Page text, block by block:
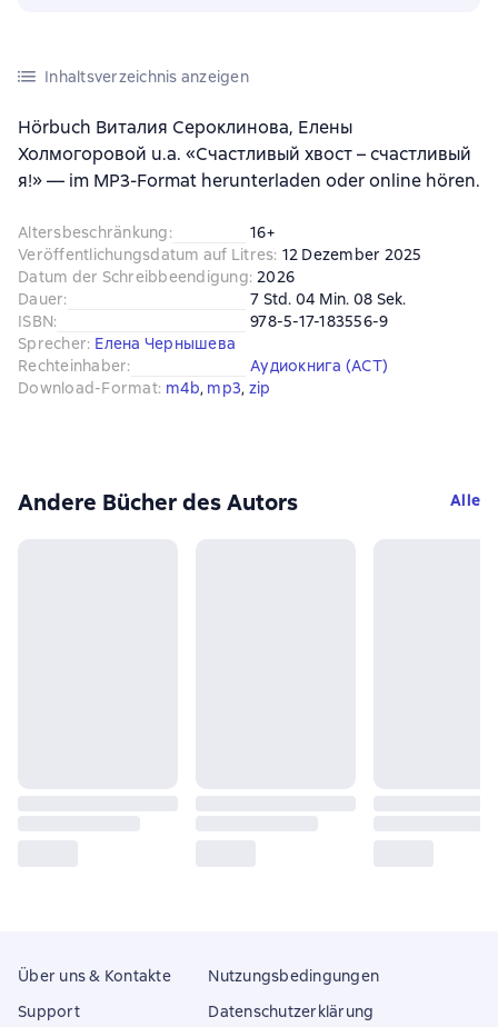
Inhaltsverzeichnis anzeigen
Hörbuch Виталия Сероклинова, Елены
Холмогоровой u.a. «Счастливый хвост – счастливый
я!» — im MP3-Format herunterladen oder online hören.
Altersbeschränkung:
16+
Veröffentlichungsdatum auf Litres: 12 Dezember 2025
Datum der Schreibbeendigung: 2026
Dauer:
7 Std. 04 Min. 08 Sek.
ISBN:
978-5-17-183556-9
Sprecher: Елена Чернышева
Rechteinhaber:
Аудиокнига (АСТ)
Download-Format: m4b, mp3, zip
Andere Bücher des Autors Alle
Über uns & Kontakte
Support
Nutzungsbedingungen
Datenschutzerklärung